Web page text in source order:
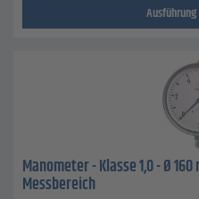
Manometer - Klasse 1,0 - Ø
Messbereich